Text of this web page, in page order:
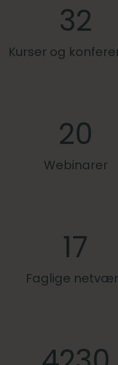
32
Kurser og
20
Webinarer
17
Faglige